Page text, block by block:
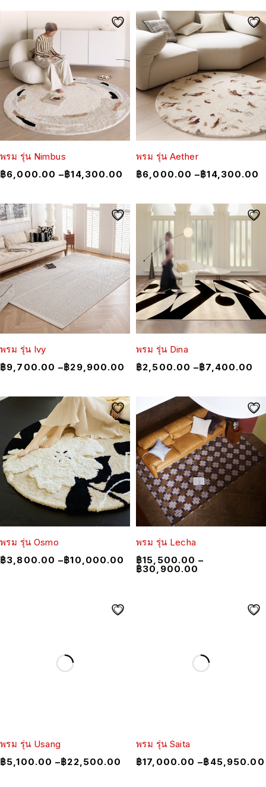
พรม รุ่น Nimbus
฿6,000.00 –฿14,300.00
พรม รุ่น Aether
฿6,000.00 –฿14,300.00
พรม รุ่น Ivy
฿9,700.00 –฿29,900.00
พรม รุ่น Dina
฿2,500.00 –฿7,400.00
พรม รุ่น Osmo
฿3,800.00 –฿10,000.00
พรม รุ่น Lecha
฿15,500.00 –
฿30,900.00
พรม รุ่น Usang
฿5,100.00 –฿22,500.00
พรม รุ่น Saita
฿17,000.00 –฿45,950.00